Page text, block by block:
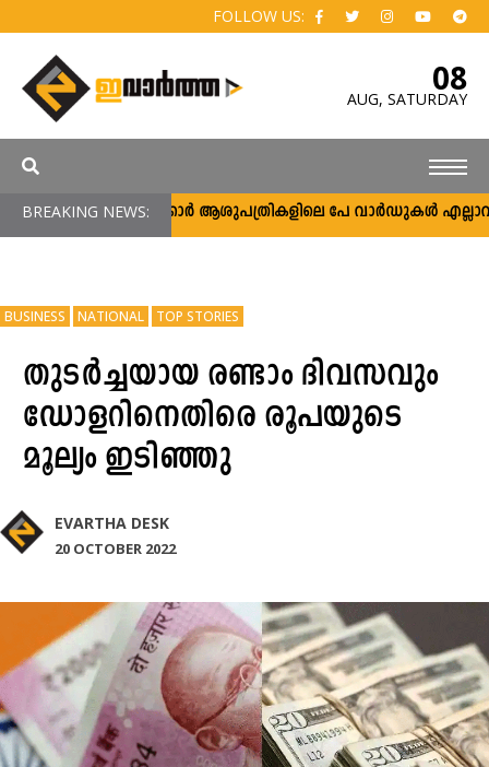
FOLLOW US:
08
AUG, SATURDAY
BREAKING NEWS:സർക്കാർ ആശുപത്രികളിലെ പേ വാർഡുകൾ
BUSINESS NATIONAL TOP STORIES
തുടർച്ചയായ രണ്ടാം ദിവസവും
ഡോളറിനെതിരെ രൂപയുടെ
മൂല്യം ഇടിഞ്ഞു
EVARTHA DESK
20 OCTOBER 2022